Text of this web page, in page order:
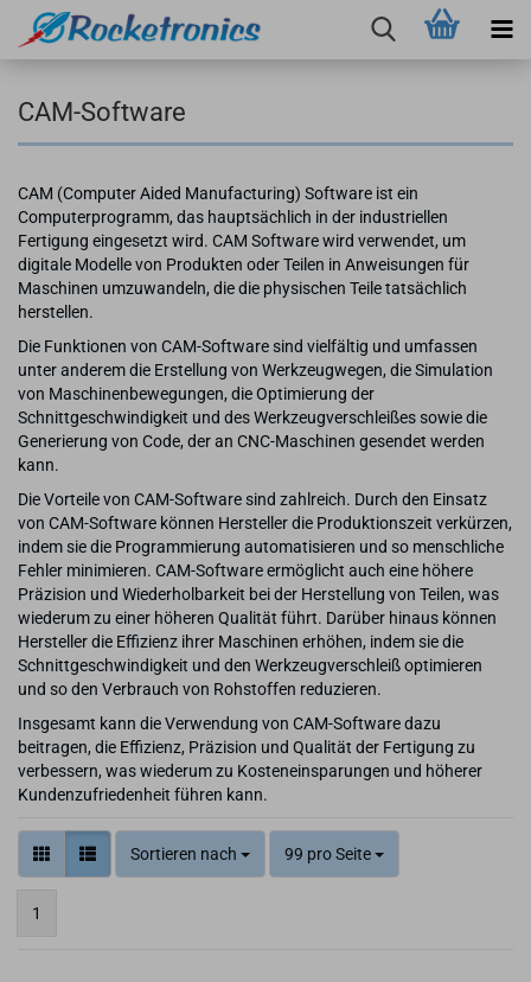
CAM-Software
CAM (Computer Aided Manufacturing) Software ist ein
Computerprogramm, das hauptsächlich in der industriellen
Fertigung eingesetzt wird. CAM Software wird verwendet, um
digitale Modelle von Produkten oder Teilen in Anweisungen für
Maschinen umzuwandeln, die die physischen Teile tatsächlich
herstellen.
Die Funktionen von CAM-Software sind vielfältig und umfassen
unter anderem die Erstellung von Werkzeugwegen, die Simulation
von Maschinenbewegungen, die Optimierung der
Schnittgeschwindigkeit und des Werkzeugverschleißes sowie die
Generierung von Code, der an CNC-Maschinen gesendet werden
kann.
Die Vorteile von CAM-Software sind zahlreich. Durch den Einsatz
von CAM-Software können Hersteller die Produktionszeit verkürzen,
indem sie die Programmierung automatisieren und so menschliche
Fehler minimieren. CAM-Software ermöglicht auch eine höhere
Präzision und Wiederholbarkeit bei der Herstellung von Teilen, was
wiederum zu einer höheren Qualität führt. Darüber hinaus können
Hersteller die Effizienz ihrer Maschinen erhöhen, indem sie die
Schnittgeschwindigkeit und den Werkzeugverschleiß optimieren
und so den Verbrauch von Rohstoffen reduzieren.
Insgesamt kann die Verwendung von CAM-Software dazu
beitragen, die Effizienz, Präzision und Qualität der Fertigung zu
verbessern, was wiederum zu Kosteneinsparungen und höherer
Kundenzufriedenheit führen kann.
Sortieren nach 99 pro Seite
1